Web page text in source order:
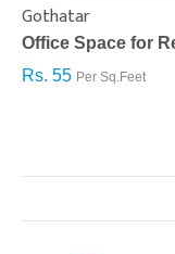
Gothatar
Office Space for
Rs. 55 Per Sq.Feet